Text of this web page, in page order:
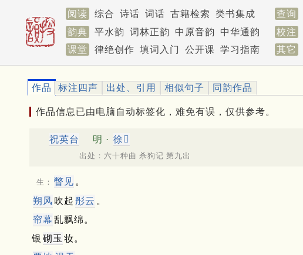
阅读 综合 诗话 词话 古籍检索 类书集成 查询
韵典
平水韵 词林正韵 中原音韵 中华通韵 校注
课堂
律绝创作 填词入门 公开课 学习指南 其它
作品 标注四声 出处、引用 相似句子 同韵作品
作品信息已由电脑自动标签化，难免有误，仅供参考。
祝英台 明 · 徐𤱻
出处：六十种曲 杀狗记 第九出
生： 瞥见 。
朔风 吹起 彤云 。
帘幕 乱飘绵。
银 砌玉 妆。